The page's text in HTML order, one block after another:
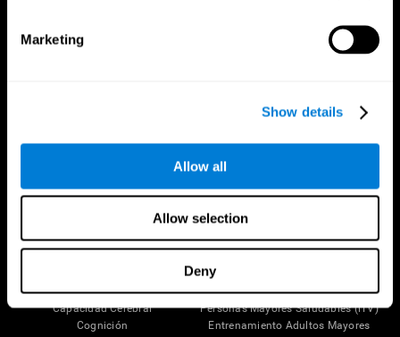
Marketing
Show details
Allow all
Allow selection
Deny
Tu Cerebro
Mente y Cerebro
Plasticidad Neuronal
Capacidad Cerebral
Cognición
Investigación
Validación de las Terapias Digitales
Juegos de Ordenador
Evaluación Holistica
Personas Mayores Saludables (iTV)
Entrenamiento Adultos Mayores